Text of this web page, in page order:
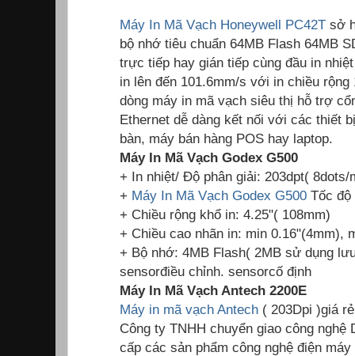
Máy In Mã Vạch Honeywell PC42T sở
bộ nhớ tiêu chuẩn 64MB Flash 64MB
trực tiếp hay gián tiếp cùng đầu in
in lên đến 101.6mm/s với in chiều
dòng máy in mã vạch siêu thị hỗ trợ
Ethernet dễ dàng kết nối với các thiết
bàn, máy bán hàng POS hay laptop.
Máy In Mã Vạch Godex G500
+ In nhiệt/ Độ phân giải: 203dpt( 8dots/
+ Máy In Mã Vạch Godex G500 Tốc
+ Chiều rộng khổ in: 4.25"( 108mm)
+ Chiều cao nhãn in: min 0.16"(4mm),
+ Bộ nhớ: 4MB Flash( 2MB sử dụng
sensorđiều chỉnh. sensorcố định
Máy In Mã Vạch Antech 2200E
Máy in mã vạch Antech ( 203Dpi )giá
Công ty TNHH chuyển giao công nghệ
cấp các sản phẩm công nghệ điện